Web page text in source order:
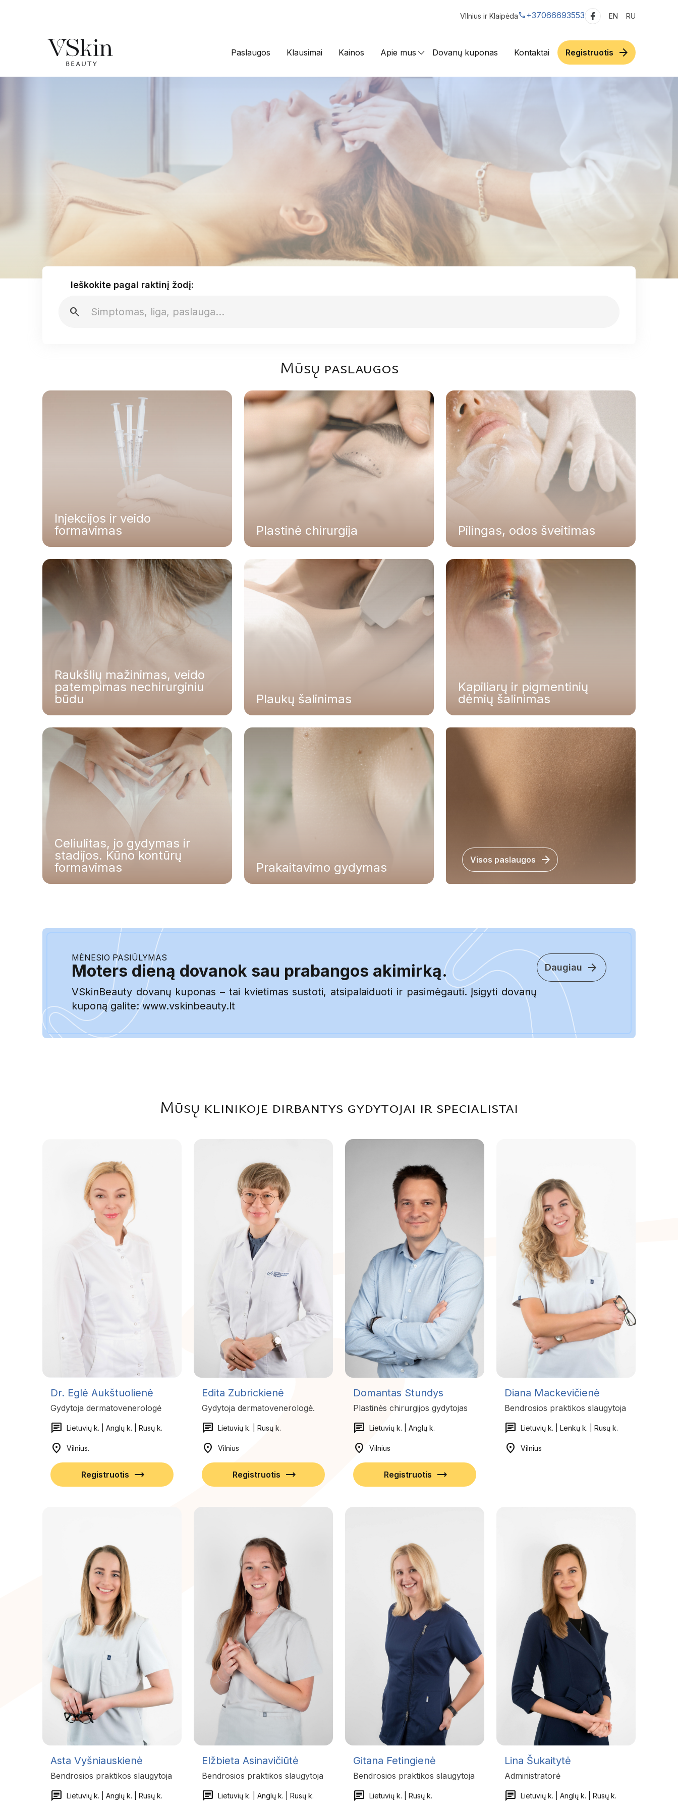
VIlnius ir Klaipėdacall+37066693553 EN RU
Paslaugos Klausimai Kainos Apie mus Dovanų kuponas Kontaktai Registruotis arrow_forward
Ieškokite pagal raktinį žodį:
search
Mūsų paslaugos
Injekcijos ir veido
formavimas
Biorevitalizacija
Botulino injekcijos (botoksas)
Hialurono injekcijos
Mezoterapija veidui
Plastinė chirurgija Pilingas, odos šveitimas
Pigmentinių dėmių balinimas cheminiu
pilingu
Cheminis odos šveitimas NEOSTRATA
preparatais
Rūgštiniai pilingai - „Filorga“
Raukšlių mažinimas, veido
patempimas nechirurginiu
būdu
PRP terapija
PRP procedūra
Peržiūrėti visas
Plaukų šalinimas
Plaukų šalinimas naujos kartos diodiniu
„MAGMA Spark" lazeriu
Plaukų šalinimas Intensyvia Pulsine Šviesa
Kapiliarų ir pigmentinių
dėmių šalinimas
Rožinė
Kuperozė
Pigmentinių dėmių šalinimas lazeriu
Kraujagyslių šalinimas
Celiulitas, jo gydymas ir
stadijos. Kūno kontūrų
formavimas
Smūginės akustinės bangos metodas
Exilis – nechirurginė liposakcija
CAVIFAST 2 – inovatyvus būdas riebalų
sankaupoms šalinti
Prakaitavimo gydymas
Hiperhidrozės (pažastų, delnų ir padų
padidėjusio prakaitavimo) gydymas
Prakaitavimo gydymas botulino toksinu
Visos paslaugos arrow_forward
MĖNESIO PASIŪLYMAS
Moters dieną dovanok sau prabangos akimirką.
VSkinBeauty dovanų kuponas – tai kvietimas sustoti, atsipalaiduoti ir pasimėgauti. Įsigyti dovanų
kuponą galite: www.vskinbeauty.lt
Daugiau arrow_forward
Mūsų klinikoje dirbantys gydytojai ir specialistai
Dr. Eglė Aukštuolienė
Gydytoja dermatovenerologė
chat Lietuvių k. | Anglų k. | Rusų k.
location_on Vilnius.
Registruotis trending_flat
Edita Zubrickienė
Gydytoja dermatovenerologė.
chat Lietuvių k. | Rusų k.
location_on Vilnius
Registruotis trending_flat
Domantas Stundys
Plastinės chirurgijos gydytojas
chat Lietuvių k. | Anglų k.
location_on Vilnius
Registruotis trending_flat
Diana Mackevičienė
Bendrosios praktikos slaugytoja
chat Lietuvių k. | Lenkų k. | Rusų k.
location_on Vilnius
Asta Vyšniauskienė
Bendrosios praktikos slaugytoja
chat Lietuvių k. | Anglų k. | Rusų k.
Elžbieta Asinavičiūtė
Bendrosios praktikos slaugytoja
chat Lietuvių k. | Anglų k. | Rusų k.
Gitana Fetingienė
Bendrosios praktikos slaugytoja
chat Lietuvių k. | Rusų k.
Lina Šukaitytė
Administratorė
chat Lietuvių k. | Anglų k. | Rusų k.